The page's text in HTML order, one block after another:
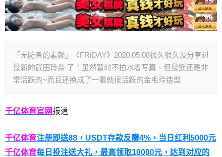
「无防备的素颜」《FRIDAY》2020.05.08很久很久没分享过
最新的武田玲奈 了！虽然暂时不拍水着写真、但最近还是非
常活跃的~而且还换成了一看就很活跃的金毛玲造型
千亿体育官网报道
千亿体育注册即送88， USDT存款反赠4%，当日红利5000元
千亿体育每日投注送大礼，最高领取10000元，达到对应的